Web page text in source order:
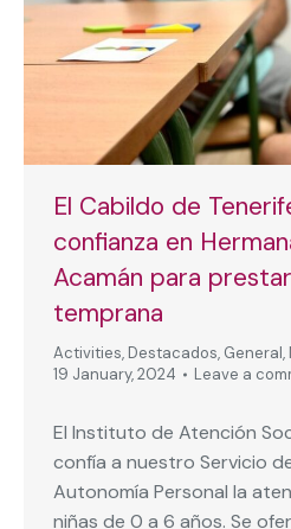
El Cabildo de
confianza en
Acamán para
temprana
Activities, Destacados, General,
19 January, 2024
Leave a
El Instituto de Atención
confía a nuestro Servicio
Autonomía Personal la
niñas de 0 a 6 años. Se